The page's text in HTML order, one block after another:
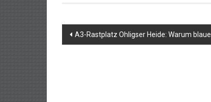
Beitragsnavigation
A3-Rastplatz Ohligser Heide: Warum